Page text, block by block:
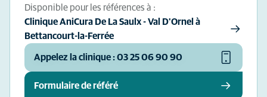
Disponible pour les références à :
Clinique AniCura De La Saulx - Val D'Ornel à
Bettancourt-la-Ferrée
Appelez la clinique : 03 25 06 90 90
Formulaire de référé